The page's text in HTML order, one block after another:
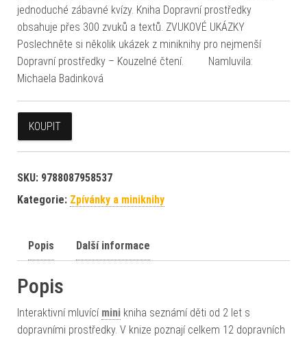
jednoduché zábavné kvízy. Kniha Dopravní prostředky
obsahuje přes 300 zvuků a textů. ZVUKOVÉ UKÁZKY
Poslechněte si několik ukázek z miniknihy pro nejmenší
Dopravní prostředky – Kouzelné čtení. Namluvila:
Michaela Badinková
KOUPIT
SKU: 9788087958537
Kategorie: Zpívánky a miniknihy
Popis Další informace
Popis
Interaktivní mluvící mini kniha seznámí děti od 2 let s
dopravními prostředky. V knize poznají celkem 12 dopravních